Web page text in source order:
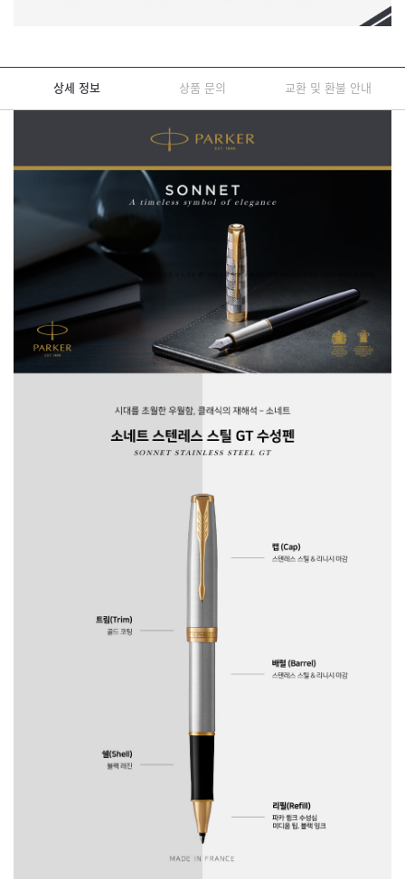
상세 정보 상품 문의 교환 및 환불 안내